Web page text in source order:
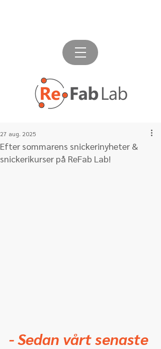
Efter sommarens snickerinyheter &
snickerikurser på ReFab Lab!
27 aug. 2025
- Sedan vårt senaste